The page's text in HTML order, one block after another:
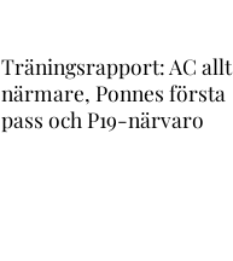
Träningsrapport: AC allt
närmare, Ponnes första
pass och P19-närvaro